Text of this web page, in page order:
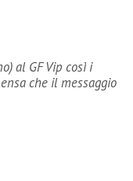
al GF Vip così i
che il messaggio